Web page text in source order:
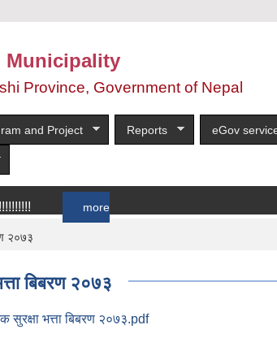
Municipality
Province, Government of Nepal
and Project Reports eGov
२०७३
बिबरण २०७३
सुरक्षा भत्ता बिबरण २०७३.pdf